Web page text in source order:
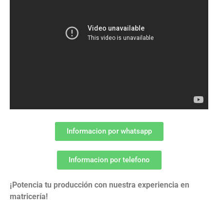
Informacion por whatsapp
Informacion por telefono
¡Potencia tu producción con nuestra experiencia en
matricería!